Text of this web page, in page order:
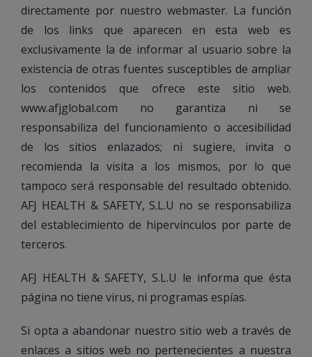
directamente por nuestro webmaster. La función
de los links que aparecen en esta web es
exclusivamente la de informar al usuario sobre la
existencia de otras fuentes susceptibles de ampliar
los contenidos que ofrece este sitio web.
www.afjglobal.com no garantiza ni se
responsabiliza del funcionamiento o accesibilidad
de los sitios enlazados; ni sugiere, invita o
recomienda la visita a los mismos, por lo que
tampoco será responsable del resultado obtenido.
AFJ HEALTH & SAFETY, S.L.U no se responsabiliza
del establecimiento de hipervínculos por parte de
terceros.
AFJ HEALTH & SAFETY, S.L.U le informa que ésta
página no tiene virus, ni programas espías.
Si opta a abandonar nuestro sitio web a través de
enlaces a sitios web no pertenecientes a nuestra